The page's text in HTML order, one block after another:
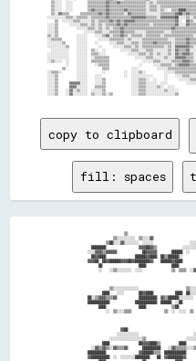
copy to clipboard
fill: spaces
▒▒░░░░░░░░░░  ▒▒░░░░▓▓
▒▒██░░░░▓▓░░░░░░░░  ░░░░░░
████████                  ▓▓▓▓██▓▓▒▒
░░░░▓▓▓▓▒▒▓▓▓▓▓▓              ██▓▓▓▓▓▓        ██████
██▓▓████                ██████▓▓████  ██▒▒██████░░
▓▓▓▓██  ██▓▓██████▓▓▓▓██▓▓████████▓▓    ██████▓▓████
██                    ████              ████
░░    ░░▒▒░░░░░░░░  ░░░░                ▒▒
▒▒░░░░░░░░░░░░░░
████    ░░░░        ██▓▓████            ████
██░░▒▒▓▓▓▓▒▒▒▒▓▓            ██████████
████████████              ████████████  ██████  ░░██
████                  ████              ▒▒██
░░  ▒▒░░░░▒▒▒▒                  ▒▒  ░░
▓▓██
░░░░░░░░░░░░░░░░░░▒▒
████                ██▓▓▓▓████▒▒          ████
░░▓▓▒▒▓▓▒▒░░▓▓▒▒▒▒▓▓        ██████████
██████████                  ▓▓██████▒▒▒▒  ████████████
▓▓██████████  ░░  ░░░░░░░░████████    ██